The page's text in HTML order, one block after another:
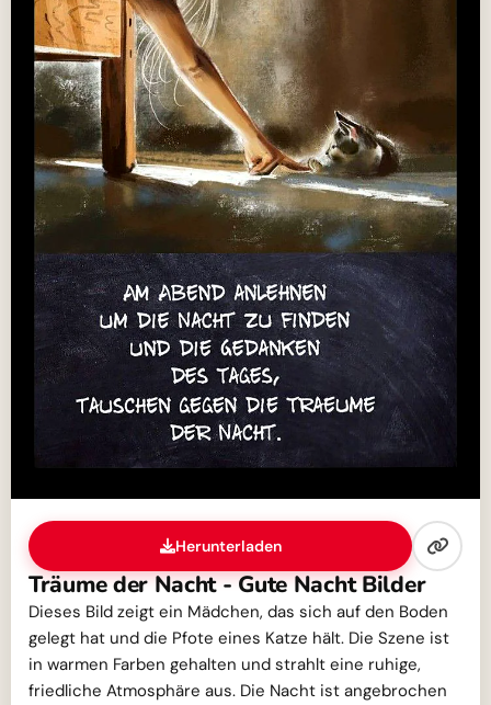
Herunterladen
Träume der Nacht - Gute Nacht Bilder
Dieses Bild zeigt ein Mädchen, das sich auf den Boden
gelegt hat und die Pfote eines Katze hält. Die Szene ist
in warmen Farben gehalten und strahlt eine ruhige,
friedliche Atmosphäre aus. Die Nacht ist angebrochen